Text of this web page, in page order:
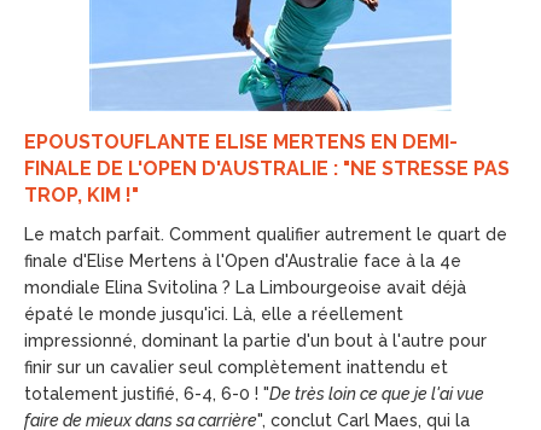
EPOUSTOUFLANTE ELISE MERTENS EN DEMI-
FINALE DE L'OPEN D'AUSTRALIE : "NE STRESSE PAS
TROP, KIM !"
Le match parfait. Comment qualifier autrement le quart de
finale d'Elise Mertens à l'Open d'Australie face à la 4e
mondiale Elina Svitolina ? La Limbourgeoise avait déjà
épaté le monde jusqu'ici. Là, elle a réellement
impressionné, dominant la partie d'un bout à l'autre pour
finir sur un cavalier seul complètement inattendu et
totalement justifié, 6-4, 6-0 ! "De très loin ce que je l'ai vue
faire de mieux dans sa carrière", conclut Carl Maes, qui la